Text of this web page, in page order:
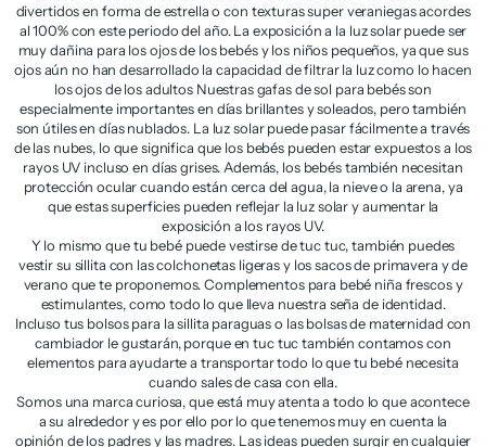
divertidos en forma de estrella o con texturas super veraniegas acordes
al 100% con este periodo del año. La exposición a la luz solar puede ser
muy dañina para los ojos de los bebés y los niños pequeños, ya que sus
ojos aún no han desarrollado la capacidad de filtrar la luz como lo hacen
los ojos de los adultos Nuestras gafas de sol para bebés son
especialmente importantes en días brillantes y soleados, pero también
son útiles en días nublados. La luz solar puede pasar fácilmente a través
de las nubes, lo que significa que los bebés pueden estar expuestos a los
rayos UV incluso en días grises. Además, los bebés también necesitan
protección ocular cuando están cerca del agua, la nieve o la arena, ya
que estas superficies pueden reflejar la luz solar y aumentar la
exposición a los rayos UV.
Y lo mismo que tu bebé puede vestirse de tuc tuc, también puedes
vestir su sillita con las colchonetas ligeras y los sacos de primavera y de
verano que te proponemos. Complementos para bebé niña frescos y
estimulantes, como todo lo que lleva nuestra seña de identidad.
Incluso tus bolsos para la sillita paraguas o las bolsas de maternidad con
cambiador le gustarán, porque en tuc tuc también contamos con
elementos para ayudarte a transportar todo lo que tu bebé necesita
cuando sales de casa con ella.
Somos una marca curiosa, que está muy atenta a todo lo que acontece
a su alrededor y es por ello por lo que tenemos muy en cuenta la
opinión de los padres y las madres. Las ideas pueden surgir en cualquier